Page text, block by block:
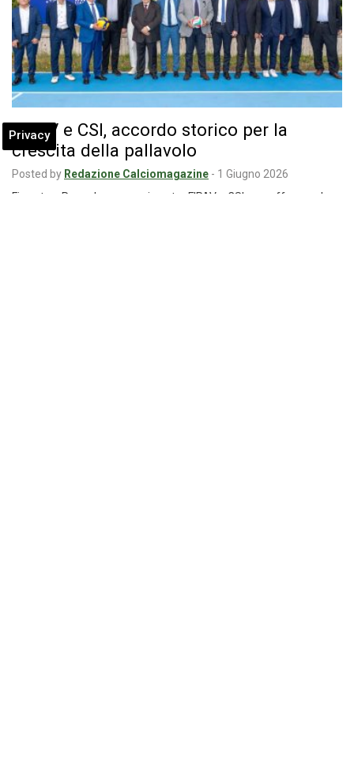
FIPAV e CSI, accordo storico per la
crescita della pallavolo
Posted by Redazione Calciomagazine - 1 Giugno 2026
Firmata a Roma la convenzione tra FIPAV e CSI per rafforzare la
Privacy